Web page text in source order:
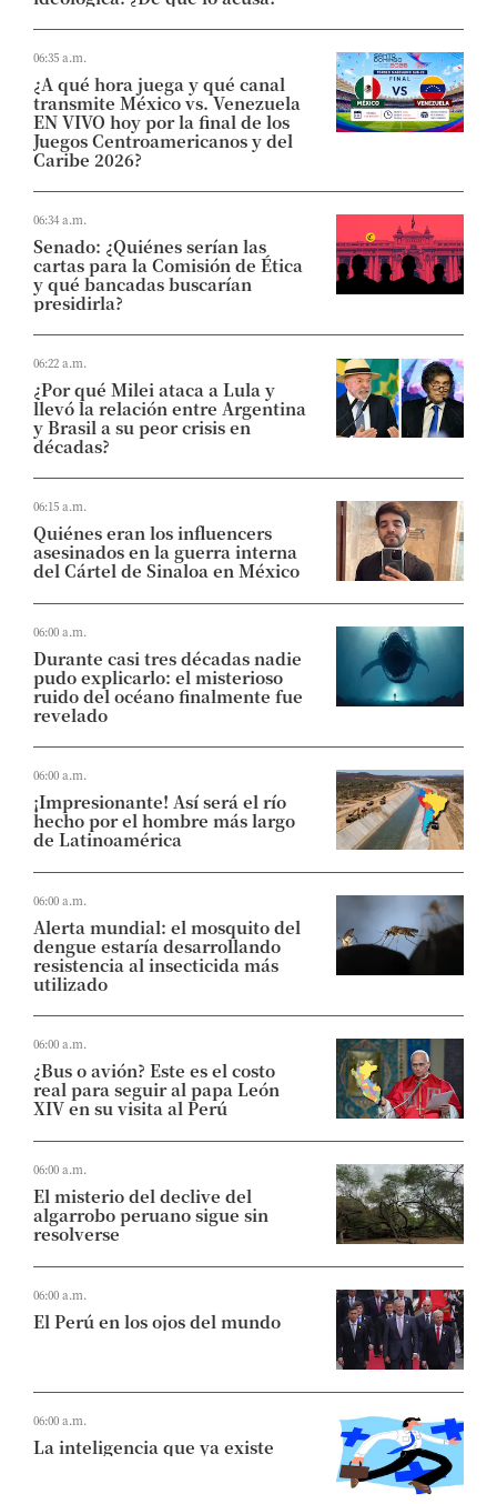
06:35 a.m.
¿A qué hora juega y qué canal
transmite México vs. Venezuela
EN VIVO hoy por la final de los
Juegos Centroamericanos y del
Caribe 2026?
06:34 a.m.
Senado: ¿Quiénes serían las
cartas para la Comisión de Ética
y qué bancadas buscarían
presidirla?
06:22 a.m.
¿Por qué Milei ataca a Lula y
llevó la relación entre Argentina
y Brasil a su peor crisis en
décadas?
06:15 a.m.
Quiénes eran los influencers
asesinados en la guerra interna
del Cártel de Sinaloa en México
06:00 a.m.
Durante casi tres décadas nadie
pudo explicarlo: el misterioso
ruido del océano finalmente fue
revelado
06:00 a.m.
¡Impresionante! Así será el río
hecho por el hombre más largo
de Latinoamérica
06:00 a.m.
Alerta mundial: el mosquito del
dengue estaría desarrollando
resistencia al insecticida más
utilizado
06:00 a.m.
¿Bus o avión? Este es el costo
real para seguir al papa León
XIV en su visita al Perú
06:00 a.m.
El misterio del declive del
algarrobo peruano sigue sin
resolverse
06:00 a.m.
El Perú en los ojos del mundo
06:00 a.m.
La inteligencia que ya existe